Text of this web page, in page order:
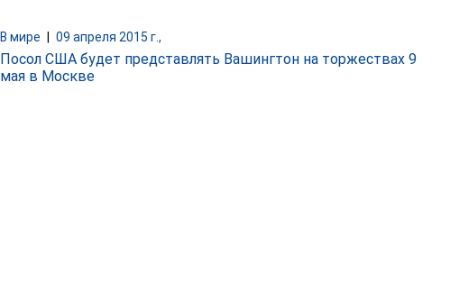
В мире 09 апреля 2015 г.,
Посол США будет представлять Вашингтон на торжествах 9
мая в Москве